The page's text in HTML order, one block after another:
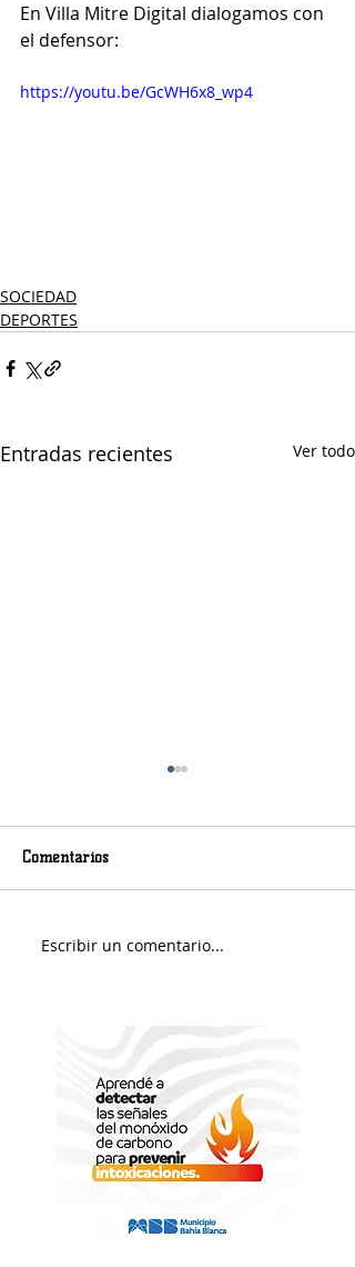
En Villa Mitre Digital dialogamos con
el defensor:
https://youtu.be/GcWH6x8_wp4
SOCIEDAD
DEPORTES
Entradas recientes Ver todo
Viernes nuboso
Comentarios
Escribir un comentario...